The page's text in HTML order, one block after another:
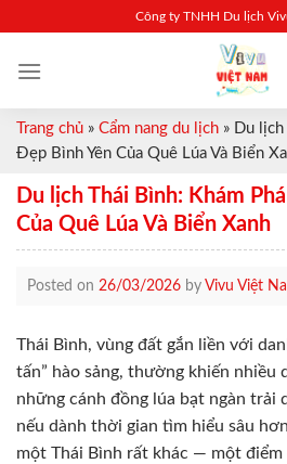
content
Công ty TNHH Du lịch
Trang chủ » Cẩm nang du lịch » Du lịch
Đẹp Bình Yên Của Quê Lúa Và Biển
Du lịch Thái Bình: Khám
Của Quê Lúa Và Biển Xanh
Posted on 26/03/2026 by Vivu Việt
Thái Bình, vùng đất gắn liền với
tấn” hào sảng, thường khiến nhiều
những cánh đồng lúa bạt ngàn trải
nếu dành thời gian tìm hiểu sâu
một Thái Bình rất khác — một